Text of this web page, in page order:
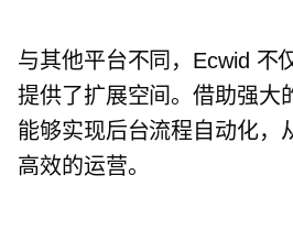
与其他平台不同，Ecwid 不
提供了扩展空间。借助强大
能够实现后台流程自动化，
高效的运营。